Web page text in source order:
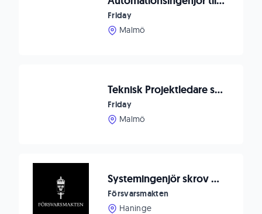
Friday
Malmö
Teknisk Projektledare som vill utveckla framtidens automationslösningar
Friday
Malmö
Systemingenjör skrov och skeppsutrustning
Försvarsmakten
Haninge